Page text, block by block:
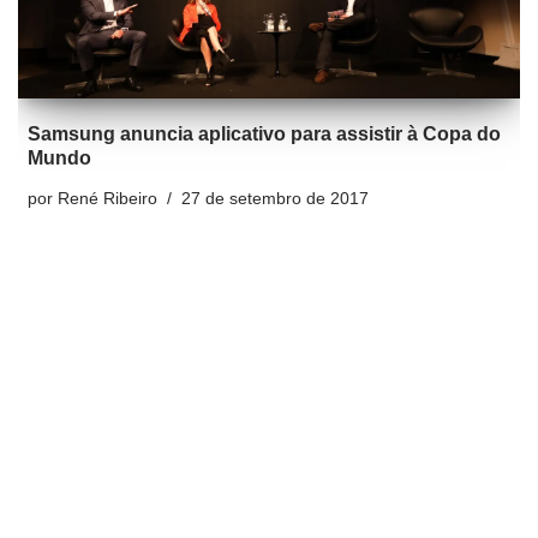
Samsung anuncia aplicativo para assistir à Copa do
Mundo
por René Ribeiro 27 de setembro de 2017